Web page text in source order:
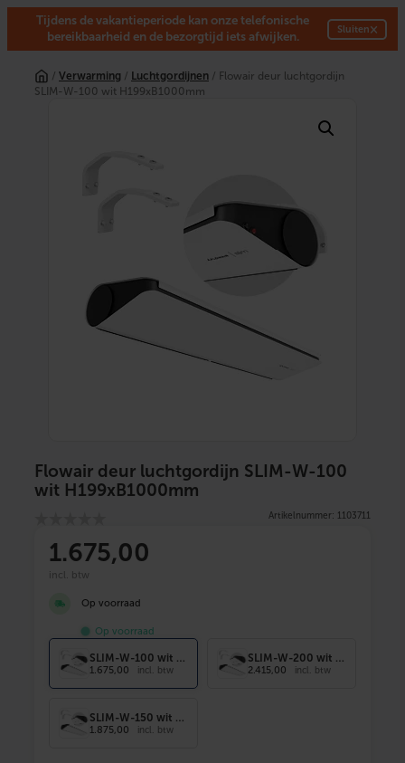
Tijdens de vakantieperiode kan onze telefonische
bereikbaarheid en de bezorgtijd iets afwijken.
Sluiten×
/ Verwarming / Luchtgordijnen / Flowair deur luchtgordijn
SLIM-W-100 wit H199xB1000mm
Flowair deur luchtgordijn SLIM-W-100
wit H199xB1000mm
Artikelnummer: 1103711
1.675,00
incl. btw
Op voorraad
Op voorraad
SLIM-W-100 wit H199xB10
1.675,00 incl. btw
SLIM-W-200 wit H199xB20
2.415,00 incl. btw
SLIM-W-150 wit H199xB15
1.875,00 incl. btw